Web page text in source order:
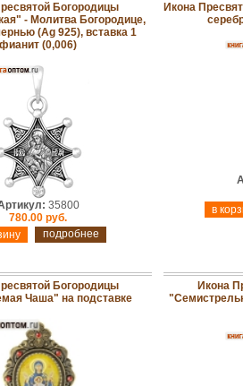
Богородицы
- Молитва Богородице,
(Ag 925), вставка 1
фианит (0,006)
35800
780.00 руб.
подробнее
Икона
Богородицы
Чаша" на подставке
Икона